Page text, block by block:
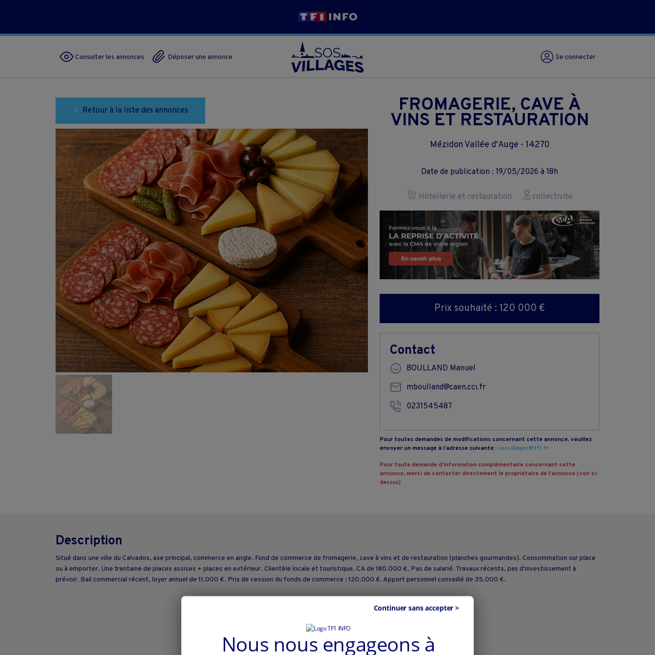
Consulter les annonces Déposer une annonce Se connecter
Retour à la liste des annonces FROMAGERIE, CAVE À
VINS ET RESTAURATION
Mézidon Vallée d'Auge - 14270
Date de publication : 19/05/2026 à 18h
Hôtellerie et restauration collectivite
Prix souhaité : 120 000 €
Contact
BOULLAND Manuel
mboulland@caen.cci.fr
0231545487
Pour toutes demandes de modifications concernant cette annonce, veuillez
envoyer un message à l’adresse suivante : sosvillages@tf1.fr
Pour toute demande d’information complémentaire concernant cette
annonce, merci de contacter directement le propriétaire de l’annonce (voir ci-
dessus)
Description
Situé dans une ville du Calvados, axe principal, commerce en angle. Fond de commerce de fromagerie, cave à vins et de restauration (planches gourmandes). Consommation sur place
ou à emporter. Une trentaine de places assises + places en extérieur. Clientèle locale et touristique. CA de 180.000 €. Pas de salarié. Travaux récents, pas d'investissement à
prévoir. Bail commercial récent, loyer annuel de 11.000 €. Prix de cession du fonds de commerce : 120.000 €. Apport personnel conseillé de 35.000 €.
Nous nous engageons à
Continuer sans accepter >